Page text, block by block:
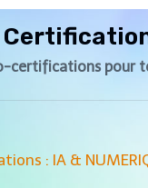
certifications pour
: IA &